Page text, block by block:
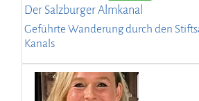
Der Salzburger Almkanal
Geführte Wanderung durch den
Kanals